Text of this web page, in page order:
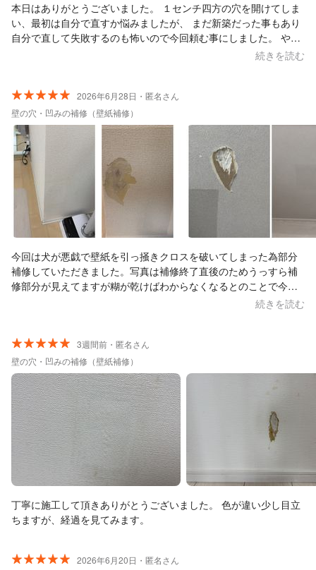
本日はありがとうございました。 １センチ四方の穴を開けてしま
い、最初は自分で直すか悩みましたが、 まだ新築だった事もあり
自分で直して失敗するのも怖いので今回頼む事にしました。 やは
りプロの方にお願いして良かったと思いました。 綺麗に直して下
続きを読む
2026年6月28日・匿名さん
壁の穴・凹みの補修（壁紙補修）
今回は犬が悪戯で壁紙を引っ掻きクロスを破いてしまった為部分
補修していただきました。写真は補修終了直後のためうっすら補
修部分が見えてますが糊が乾けばわからなくなるとのことで今の
時点でもぱっと見はわからないほど綺麗に直していただき、周辺
続きを読む
3週間前・匿名さん
壁の穴・凹みの補修（壁紙補修）
丁寧に施工して頂きありがとうございました。 色が違い少し目立
ちますが、経過を見てみます。
2026年6月20日・匿名さん